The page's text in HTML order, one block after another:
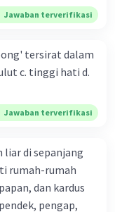
besar pula peluang
(3)-
Jawaban terverifikasi
tersirat dalam
Jawaban terverifikasi
liar di sepanjang
rumah-rumah
dan kardus
pengap,